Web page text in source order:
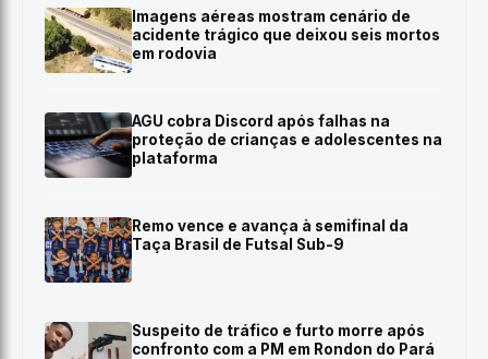
Imagens aéreas mostram cenário de
acidente trágico que deixou seis mortos
em rodovia
AGU cobra Discord após falhas na
proteção de crianças e adolescentes na
plataforma
Remo vence e avança à semifinal da
Taça Brasil de Futsal Sub-9
Suspeito de tráfico e furto morre após
confronto com a PM em Rondon do Pará